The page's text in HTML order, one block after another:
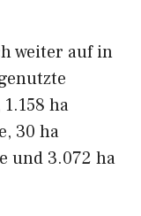
weiter auf in
ha
30 ha
und 3.072 ha